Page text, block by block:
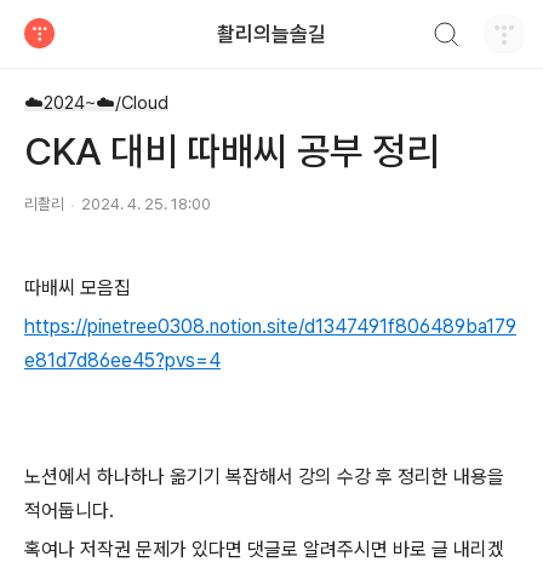
촬리의늘솔길
☁️2024~☁️/Cloud
CKA 대비 따배씨 공부 정리
리촬리 2024. 4. 25. 18:00
따배씨 모음집
https://pinetree0308.notion.site/d1347491f806489ba179
e81d7d86ee45?pvs=4
노션에서 하나하나 옮기기 복잡해서 강의 수강 후 정리한 내용을
적어둡니다.
혹여나 저작권 문제가 있다면 댓글로 알려주시면 바로 글 내리겠